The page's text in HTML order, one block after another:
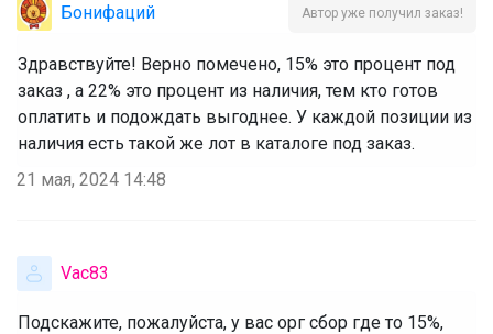
Бонифаций Автор уже получил заказ!
Здравствуйте! Верно помечено, 15% это процент под
заказ , а 22% это процент из наличия, тем кто готов
оплатить и подождать выгоднее. У каждой позиции из
наличия есть такой же лот в каталоге под заказ.
21 мая, 2024 14:48
Vac83
Подскажите, пожалуйста, у вас орг сбор где то 15%,